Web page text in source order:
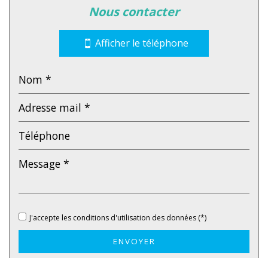
École primaire
Enseignement supérieur
Lycée
Gare ferroviaire
statistiques
nous contacter
Afficher le téléphone
J'accepte les conditions d'utilisation des données (*)
ENVOYER